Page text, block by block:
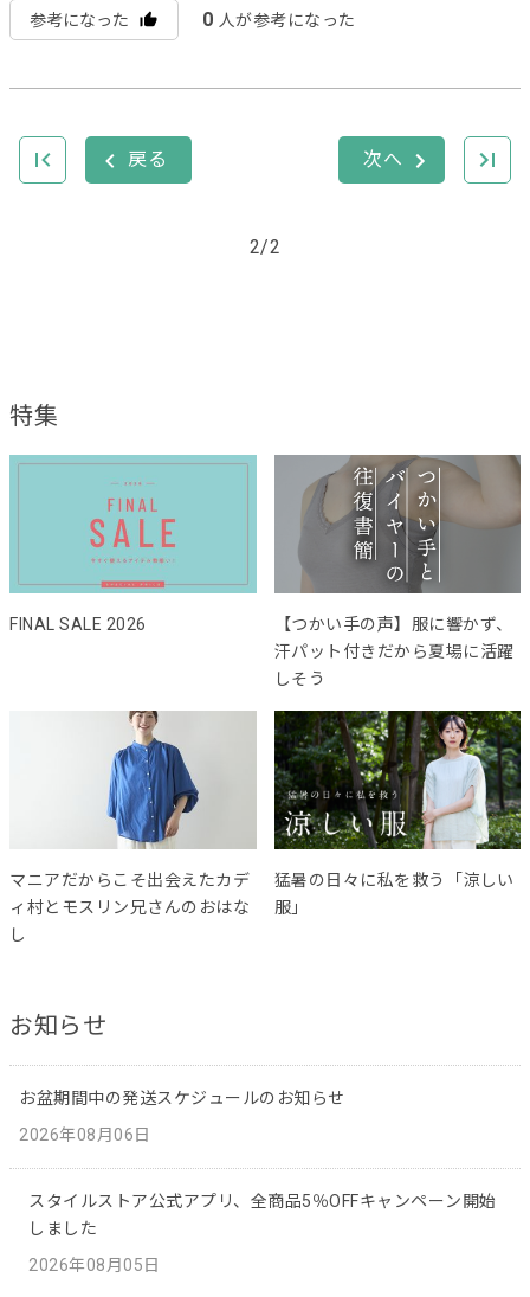
参考になった 0 人が参考になった
2/2
特集
FINAL SALE 2026
【つかい手の声】服に響かず、
汗パット付きだから夏場に活躍
しそう
マニアだからこそ出会えたカデ
ィ村とモスリン兄さんのおはな
し
猛暑の日々に私を救う「涼しい
服」
お知らせ
お盆期間中の発送スケジュールのお知らせ
2026年08月06日
スタイルストア公式アプリ、全商品5％OFFキャンペーン開始
しました
2026年08月05日